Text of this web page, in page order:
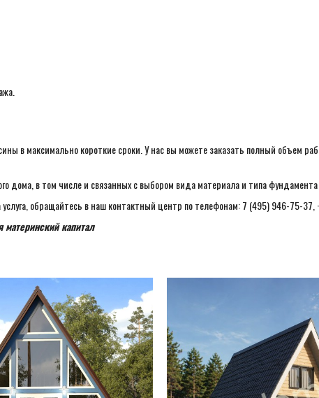
в максимально короткие сроки. У нас вы можете заказать полный объем
дома, в том числе и связанных с выбором вида материала и типа фундамента
услуга, обращайтесь в наш контактный центр по телефонам: 7 (495) 946-75-
капитал